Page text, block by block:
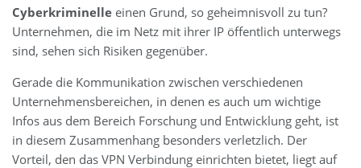
Cyberkriminelle einen Grund, so geheimnisvoll zu tun?
Unternehmen, die im Netz mit ihrer IP öffentlich unterwegs
sind, sehen sich Risiken gegenüber.
Gerade die Kommunikation zwischen verschiedenen
Unternehmensbereichen, in denen es auch um wichtige
Infos aus dem Bereich Forschung und Entwicklung geht, ist
in diesem Zusammenhang besonders verletzlich. Der
Vorteil, den das VPN Verbindung einrichten bietet, liegt auf